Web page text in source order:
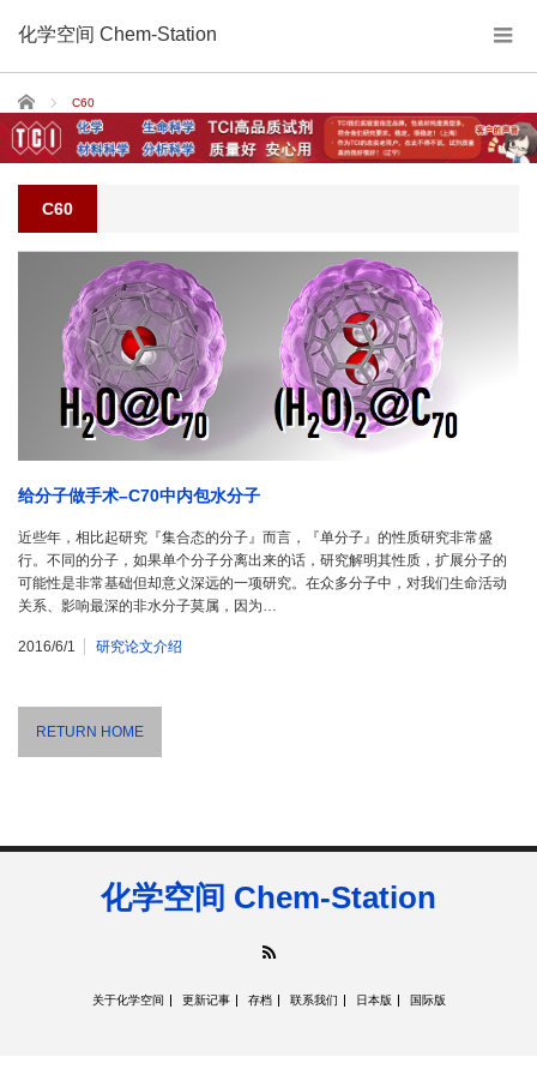
化学空间 Chem-Station
Home C60
C60
给分子做手术–C70中内包水分子
近些年，相比起研究『集合态的分子』而言，『单分子』的性质研究非常盛
行。不同的分子，如果单个分子分离出来的话，研究解明其性质，扩展分子的
可能性是非常基础但却意义深远的一项研究。在众多分子中，对我们生命活动
关系、影响最深的非水分子莫属，因为…
2016/6/1 研究论文介绍
RETURN HOME
化学空间 Chem-Station
关于化学空间 更新记事 存档 联系我们 日本版 国际版